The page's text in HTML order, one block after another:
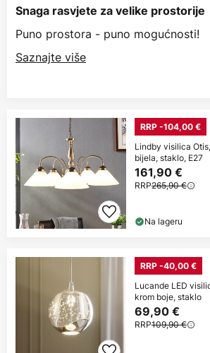
Snaga rasvjete za velike prostorije
Puno prostora - puno mogućnosti!
Saznajte više
RRP -104,00 €
Lindby visilica
bijela, staklo, E27
161,90 €
RRP265,90 €
Na lageru
RRP -40,00 €
Lucande LED
krom boje, staklo
69,90 €
RRP109,90 €